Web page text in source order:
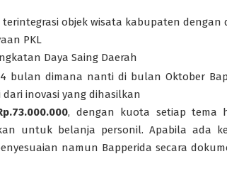
objek wisata kabupaten dengan
PKL
Daya Saing Daerah
bulan dimana nanti di bulan Oktober
inovasi yang dihasilkan
, dengan kuota setiap tema
untuk belanja personil. Apabila ada
namun Bapperida secara